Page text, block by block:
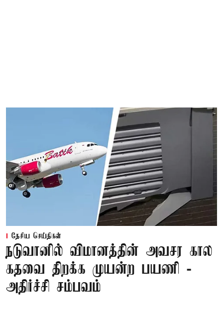
தேசிய செய்திகள்
நடுவானில் விமானத்தின் அவசர கால
கதவை திறக்க முயன்ற பயணி -
அதிர்ச்சி சம்பவம்